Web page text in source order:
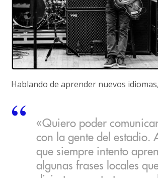
Hablando de aprender nuevos
«Quiero poder
con la gente del estadio.
que siempre intento
algunas frases locales